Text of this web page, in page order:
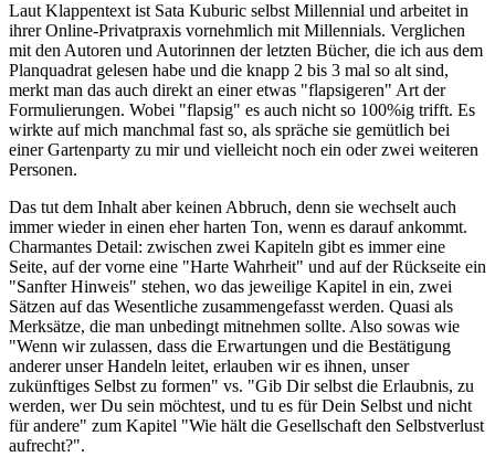
Laut Klappentext ist Sata Kuburic selbst Millennial und arbeitet in
ihrer Online-Privatpraxis vornehmlich mit Millennials. Verglichen
mit den Autoren und Autorinnen der letzten Bücher, die ich aus dem
Planquadrat gelesen habe und die knapp 2 bis 3 mal so alt sind,
merkt man das auch direkt an einer etwas "flapsigeren" Art der
Formulierungen. Wobei "flapsig" es auch nicht so 100%ig trifft. Es
wirkte auf mich manchmal fast so, als spräche sie gemütlich bei
einer Gartenparty zu mir und vielleicht noch ein oder zwei weiteren
Personen.
Das tut dem Inhalt aber keinen Abbruch, denn sie wechselt auch
immer wieder in einen eher harten Ton, wenn es darauf ankommt.
Charmantes Detail: zwischen zwei Kapiteln gibt es immer eine
Seite, auf der vorne eine "Harte Wahrheit" und auf der Rückseite ein
"Sanfter Hinweis" stehen, wo das jeweilige Kapitel in ein, zwei
Sätzen auf das Wesentliche zusammengefasst werden. Quasi als
Merksätze, die man unbedingt mitnehmen sollte. Also sowas wie
"Wenn wir zulassen, dass die Erwartungen und die Bestätigung
anderer unser Handeln leitet, erlauben wir es ihnen, unser
zukünftiges Selbst zu formen" vs. "Gib Dir selbst die Erlaubnis, zu
werden, wer Du sein möchtest, und tu es für Dein Selbst und nicht
für andere" zum Kapitel "Wie hält die Gesellschaft den Selbstverlust
aufrecht?".